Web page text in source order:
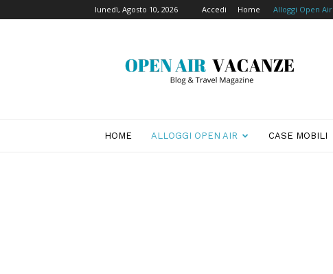
lunedì, Agosto 10, 2026 Accedi Home Alloggi Open Air
Air
Vacanze
HOME ALLOGGI OPEN AIR CASE MOBILI